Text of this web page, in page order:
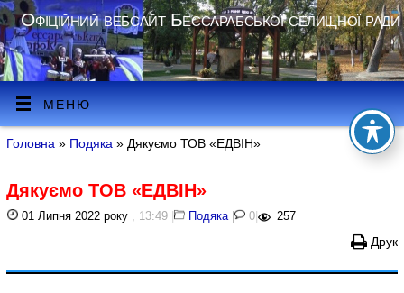
Офіційний вебсайт Бессарабської селищної ради
МЕНЮ
Головна » Подяка » Дякуємо ТОВ «ЕДВІН»
Дякуємо ТОВ «ЕДВІН»
01 Липня 2022 року , 13:49 | Подяка| 0 | 257
Друк